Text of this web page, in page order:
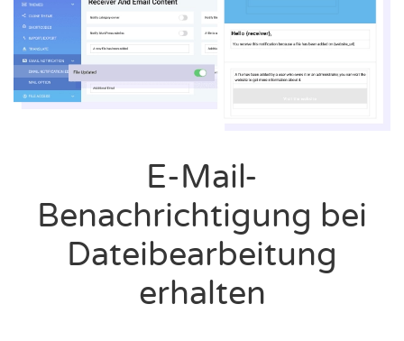
E-Mail-
Benachrichtigung bei
Dateibearbeitung
erhalten